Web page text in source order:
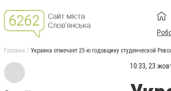
Головна Украина отмечает 25-ю годовщину студенческой
10:33, 23